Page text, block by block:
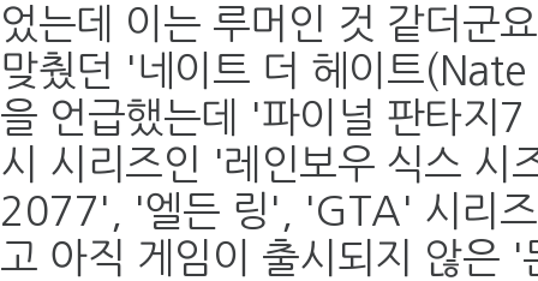
었는데 이는 루머인 것 같더군
맞췄던 '네이트 더 헤이트
을 언급했는데 '파이널 판타지
시 시리즈인 '레인보우 식스 시
2077', '엘든 링', 'GTA' 시리즈
고 아직 게임이 출시되지 않은